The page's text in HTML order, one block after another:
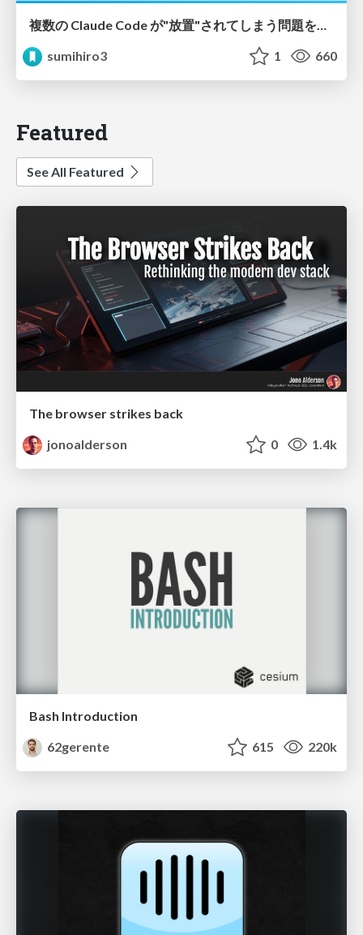
複数の Claude Code が"放置"されてしまう問題をCLI ダッシュボードを自作して解決した話
sumihiro3
1 660
Featured
See All Featured
The browser strikes back
jonoalderson
0 1.4k
Bash Introduction
62gerente
615 220k